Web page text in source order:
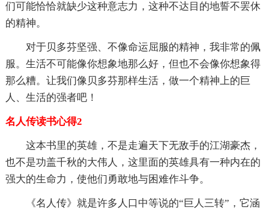
们可能恰恰就缺少这种意志力，这种不达目的地誓不罢休
的精神。
对于贝多芬坚强、不像命运屈服的精神，我非常的佩
服。生活不可能像你想象地那么好，但也不会像你想象得
那么糟。让我们像贝多芬那样生活，做一个精神上的巨
人、生活的强者吧！
名人传读书心得2
这本书里的英雄，不是走遍天下无敌手的江湖豪杰，
也不是功盖千秋的大伟人，这里面的英雄具有一种内在的
强大的生命力，使他们勇敢地与困难作斗争。
《名人传》就是许多人口中等说的“巨人三转”，它涵